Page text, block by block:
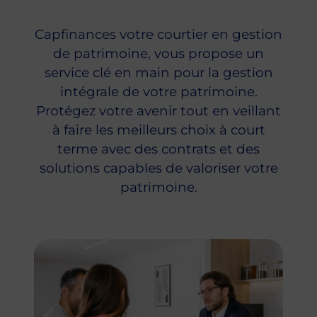
Capfinances votre courtier en gestion
de patrimoine, vous propose un
service clé en main pour la gestion
intégrale de votre patrimoine.
Protégez votre avenir tout en veillant
à faire les meilleurs choix à court
terme avec des contrats et des
solutions capables de valoriser votre
patrimoine.